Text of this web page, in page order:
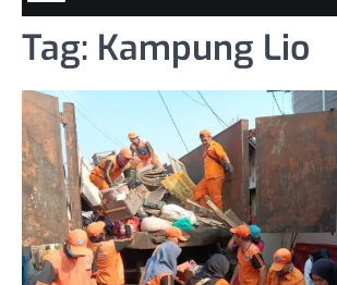
Tag: Kampung Lio